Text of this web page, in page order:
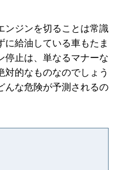
ンジンを切ることは常識
に給油している車もたま
停止は、単なるマナーな
的なものなのでしょう
んな危険が予測されるの